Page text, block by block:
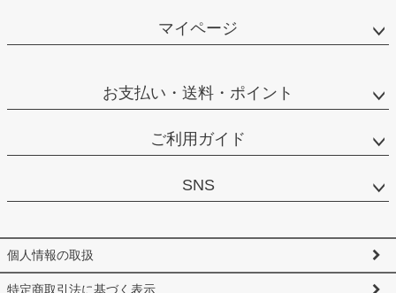
マイページ
お支払い・送料・ポイント
ご利用ガイド
SNS
個人情報の取扱
特定商取引法に基づく表示